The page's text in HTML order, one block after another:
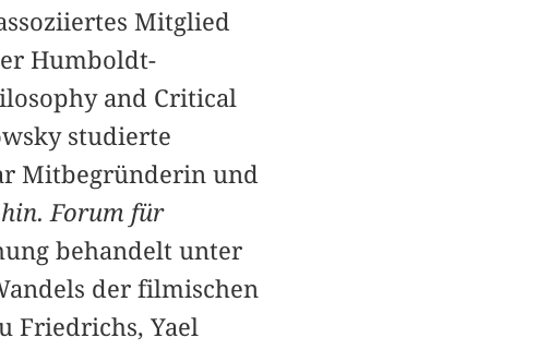
Mitglied
Humboldt-
and Critical
studierte
Mitbegründerin und
Forum für
behandelt unter
der filmischen
Friedrichs, Yael